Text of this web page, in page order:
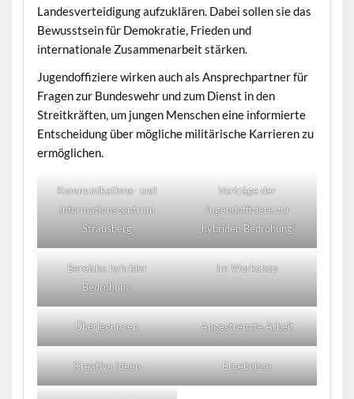
Landesverteidigung aufzuklären. Dabei sollen sie das
Bewusstsein für Demokratie, Frieden und
internationale Zusammenarbeit stärken.
Jugendoffiziere wirken auch als Ansprechpartner für
Fragen zur Bundeswehr und zum Dienst in den
Streitkräften, um jungen Menschen eine informierte
Entscheidung über mögliche militärische Karrieren zu
ermöglichen.
Kommunikations- und
Informationszentrum
Strausberg
Vorträge der
Jugendoffiziere zur
„hybriden Bedrohung“
Bereiche hybrider
Bedrohung
Im Workshop
Überlegungen Angestrengte Arbeit
Kreative Ideen Ergebnisse